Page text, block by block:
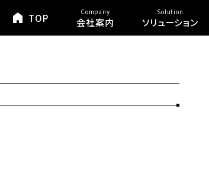
TOP Company
会社案内
Solution
ソリューション